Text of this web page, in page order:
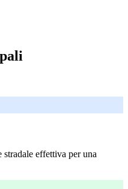
effettiva per una